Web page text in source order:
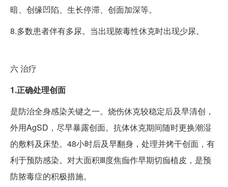
暗、创缘凹陷、生长停滞、创面加深等。
8.多数患者伴有多尿。当出现脓毒性休克时出现少尿。
六治疗
1.正确处理创面
是防治全身感染关键之一。烧伤休克较稳定后及早清创，
外用AgSD，尽早暴露创面。抗体休克期间随时更换潮湿
的敷料及床垫。48小时后及早翻身，处理并烤干创面，有
利于预防感染。对大面积Ⅲ度焦痂作早期切痂植皮，是预
防脓毒症的积极措施。